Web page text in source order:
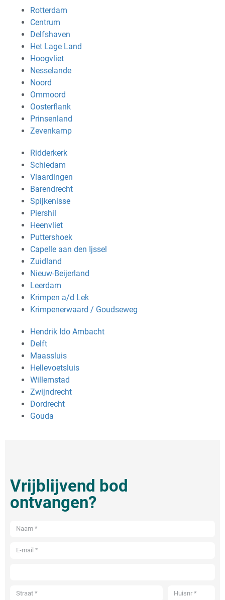
Rotterdam
Centrum
Delfshaven
Het Lage Land
Hoogvliet
Nesselande
Noord
Ommoord
Oosterflank
Prinsenland
Zevenkamp
Ridderkerk
Schiedam
Vlaardingen
Barendrecht
Spijkenisse
Piershil
Heenvliet
Puttershoek
Capelle aan den Ijssel
Zuidland
Nieuw-Beijerland
Leerdam
Krimpen a/d Lek
Krimpenerwaard / Goudseweg
Hendrik Ido Ambacht
Delft
Maassluis
Hellevoetsluis
Willemstad
Zwijndrecht
Dordrecht
Gouda
Vrijblijvend bod
ontvangen?